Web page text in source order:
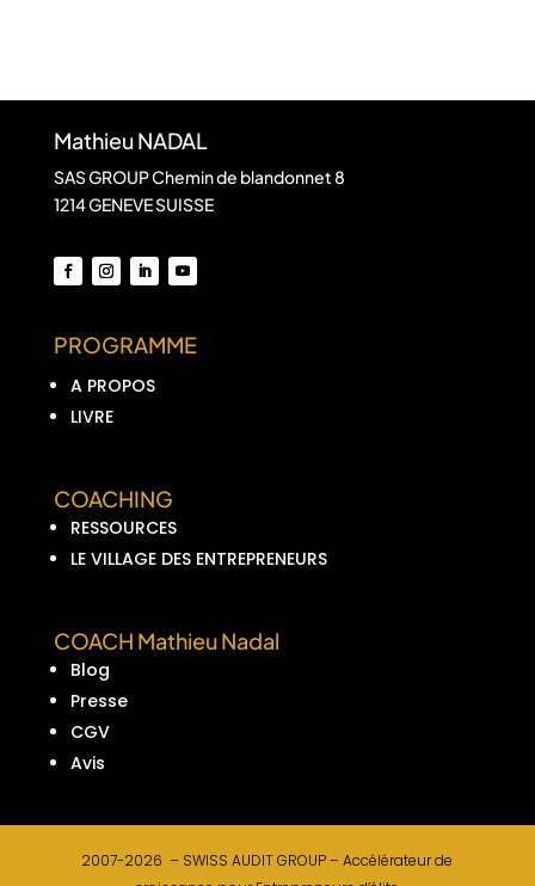
Mathieu NADAL
SAS GROUP Chemin de blandonnet 8
1214 GENEVE SUISSE
PROGRAMME
A PROPOS
LIVRE
COACHING
RESSOURCES
LE VILLAGE DES ENTREPRENEURS
COACH Mathieu Nadal
Blog
Presse
CGV
Avis
2007-2026 – SWISS AUDIT GROUP –Accélérateur de